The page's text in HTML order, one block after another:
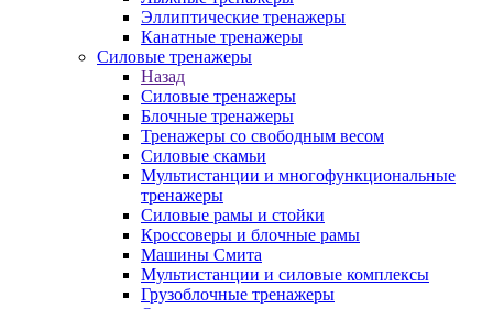
Эллиптические тренажеры
Канатные тренажеры
Силовые тренажеры
Назад
Силовые тренажеры
Блочные тренажеры
Тренажеры со свободным весом
Силовые скамьи
Мультистанции и многофункциональные
тренажеры
Силовые рамы и стойки
Кроссоверы и блочные рамы
Машины Смита
Мультистанции и силовые комплексы
Грузоблочные тренажеры